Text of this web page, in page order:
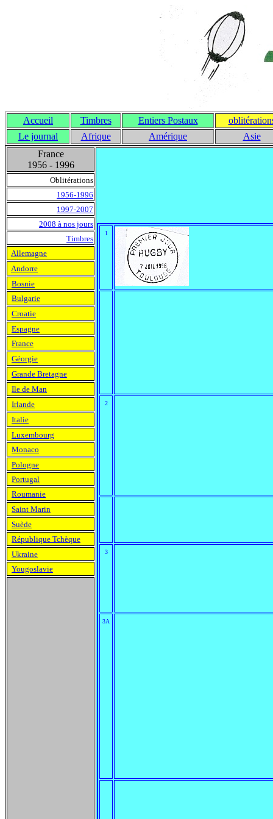
Accueil Timbres Entiers Postaux
Le journal
Afrique Amérique
Asie
France
1956 - 1996
1
2
3
3A
Oblitérations
1956-1996
1997-2007
2008 à nos jours
Timbres
Allemagne
Andorre
Bosnie
Bulgarie
Croatie
Espagne
France
Géorgie
Grande Bretagne
Ile de Man
Irlande
Italie
Luxembourg
Monaco
Pologne
Portugal
Roumanie
Saint Marin
Suède
République Tchèque
Ukraine
Yougoslavie